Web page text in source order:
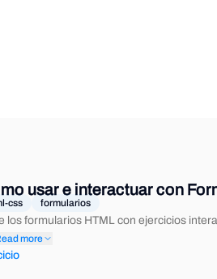
usar e interactuar con
css formularios
los formularios HTML con ejercicios
more